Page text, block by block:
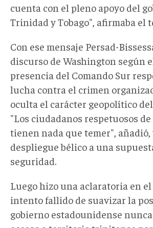
cuenta con el pleno apoyo del
Trinidad y Tobago", afirmaba el
Con ese mensaje Persad-
discurso de Washington según
presencia del Comando Sur
lucha contra el crimen
oculta el carácter geopolítico
"Los ciudadanos respetuosos
tienen nada que temer",
despliegue bélico a una
seguridad.
Luegohizo una aclaratoria en
intento fallido de suavizar la
gobierno estadounidense